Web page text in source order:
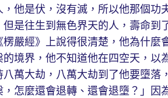
他是伏，沒有滅，所以他那個功
是往生到無色界天的人，壽命到
嚴經》上說得很清楚，他為什麼
境界，他不知道他在四空天，以
萬大劫，八萬大劫到了他要墮落
怎麼還會退轉、還會退墮？」因